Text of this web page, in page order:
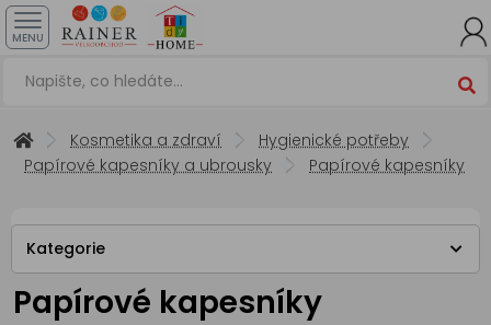
MENU
Kosmetika a zdraví
Hygienické potřeby
Papírové kapesníky a ubrousky
Papírové kapesníky
Kategorie
Papírové kapesníky